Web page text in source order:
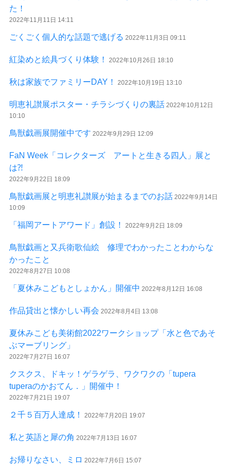
た！
2022年11月11日 14:11
ごくごく個人的な話題で逃げる 2022年11月3日 09:11
紅染めと絵具づくり体験！ 2022年10月26日 18:10
秋は家族でファミリーDAY！ 2022年10月19日 13:10
明恵礼讃展ポスター・チラシづくりの裏話 2022年10月12日
10:10
鳥獣戯画展開催中です 2022年9月29日 12:09
FaN Week「コレクターズ アートと生きる四人」展と
は⁈
2022年9月22日 18:09
鳥獣戯画展と明恵礼讃展が始まるまでのお話 2022年9月14日
10:09
「福岡アートアワード」創設！ 2022年9月2日 18:09
鳥獣戯画と又兵衛歌仙絵 修理でわかったことわからな
かったこと
2022年8月27日 10:08
「夏休みこどもとしょかん」開催中 2022年8月12日 16:08
作品貸出と懐かしい再会 2022年8月4日 13:08
夏休みこども美術館2022ワークショップ「水と色であそ
ぶマーブリング」
2022年7月27日 16:07
クスクス、ドキッ！ゲラゲラ、ワクワクの「tupera
tuperaのかおてん．」開催中！
2022年7月21日 19:07
２千５百万人達成！ 2022年7月20日 19:07
私と英語と犀の角 2022年7月13日 16:07
お帰りなさい、ミロ 2022年7月6日 15:07